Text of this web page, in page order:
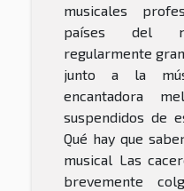
musicales
países del
regularmente
junto a la
encantadora
suspendidos de
Qué hay que
musical Las
brevemente